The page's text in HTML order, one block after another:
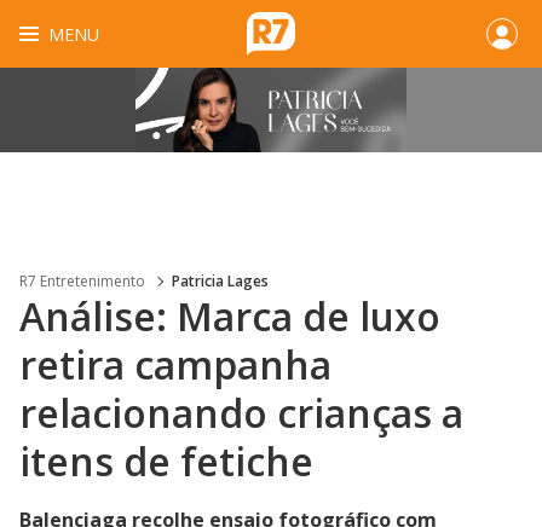
MENU
R7 Entretenimento Patricia Lages
Análise: Marca de luxo
retira campanha
relacionando crianças a
itens de fetiche
Balenciaga recolhe ensaio fotográfico com